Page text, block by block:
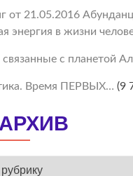
от 21.05.2016
энергия в жизни
с планетой
Время ПЕРВЫХ… (9